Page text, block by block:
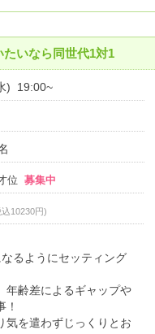
たいなら同世代1対1
) 19:00~
位 募集中
10230円)
るようにセッティング
年齢差によるギャップや
気を遣わずじっくりとお